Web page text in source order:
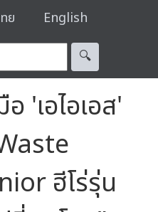
ย English
🔍︎
'เอไอเอส'
ฮีโร่รุ่น